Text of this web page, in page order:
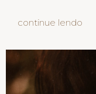
continue lendo